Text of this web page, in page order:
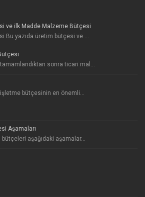
ve ilk Madde Malzeme Bütçesi
Bu yazıda üretim bütçesi ve ...
sonra ticari mal...
bütçesinin en önemli...
Aşamaları
aşağıdaki aşamalar...